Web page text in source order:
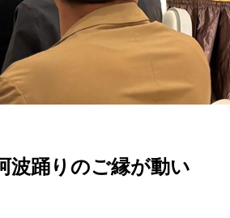
波踊りのご縁が動い